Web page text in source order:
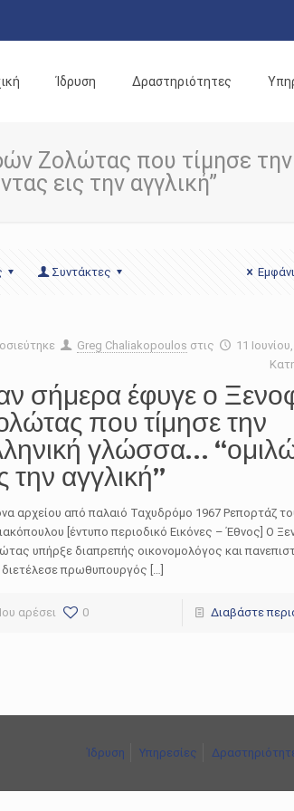
Ίδρυση Δραστηριότητες
Ζολώτας που τίμησε την
εις την αγγλική”
Συντάκτες
Greg Chaliakopoulos στις
11
σήμερα έφυγε ο
που τίμησε την
γλώσσα…
την αγγλική”
αρχείου από παλαιό Ταχυδρόμο 1967 Ρεπορτάζ
[έντυπο περιοδικό Εικόνες – Έθνος] Ο
υπήρξε διαπρεπής οικονομολόγος και
πρωθυπουργός […]
αρέσει 0 Διαβάστε
Ίδρυση Υπηρεσίες